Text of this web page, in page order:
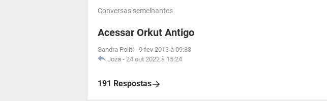
Conversas semelhantes
Acessar Orkut Antigo
Sandra Politi - 9 fev 2013 à 09:38
Joza - 24 out 2022 à 15:24
191 Respostas